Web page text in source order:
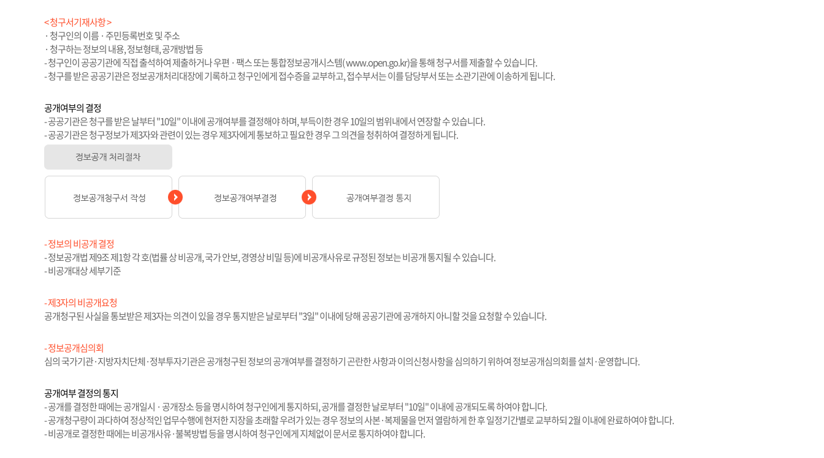
< 청구서기재사항 >
· 청구인의 이름 · 주민등록번호 및 주소
· 청구하는 정보의 내용, 정보형태, 공개방법 등
- 청구인이 공공기관에 직접 출석하여 제출하거나 우편 · 팩스 또는 통합정보공개시스템( www.open.go.kr)을 통해 청구서를 제출할 수 있습니다.
- 청구를 받은 공공기관은 정보공개처리대장에 기록하고 청구인에게 접수증을 교부하고, 접수부서는 이를 담당부서 또는 소관기관에 이송하게 됩니다.
공개여부의 결정
- 공공기관은 청구를 받은 날부터 "10일" 이내에 공개여부를 결정해야 하며, 부득이한 경우 10일의 범위내에서 연장할 수 있습니다.
- 공공기관은 청구정보가 제3자와 관련이 있는 경우 제3자에게 통보하고 필요한 경우 그 의견을 청취하여 결정하게 됩니다.
- 정보의 비공개 결정
- 정보공개법 제9조 제1항 각 호(법률 상 비공개, 국가 안보, 경영상 비밀 등)에 비공개사유로 규정된 정보는 비공개 통지될 수 있습니다.
- 비공개대상 세부기준
- 제3자의 비공개요청
공개청구된 사실을 통보받은 제3자는 의견이 있을 경우 통지받은 날로부터 "3일" 이내에 당해 공공기관에 공개하지 아니할 것을 요청할 수 있습니다.
- 정보공개심의회
심의 국가기관·지방자치단체·정부투자기관은 공개청구된 정보의 공개여부를 결정하기 곤란한 사항과 이의신청사항을 심의하기 위하여 정보공개심의회를 설치·운영합니다.
공개여부 결정의 통지
- 공개를 결정한 때에는 공개일시 · 공개장소 등을 명시하여 청구인에게 통지하되, 공개를 결정한 날로부터 "10일" 이내에 공개되도록 하여야 합니다.
- 공개청구량이 과다하여 정상적인 업무수행에 현저한 지장을 초래할 우려가 있는 경우 정보의 사본·복제물을 먼저 열람하게 한 후 일정기간별로 교부하되 2월 이내에 완료하여야 합니다.
- 비공개로 결정한 때에는 비공개사유·불복방법 등을 명시하여 청구인에게 지체없이 문서로 통지하여야 합니다.